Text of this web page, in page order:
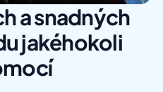
a snadných
jakéhokoli